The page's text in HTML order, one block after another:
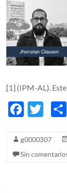
[1] (IPM-AL).
F
e
b
T
itt
er
g0000307
Sin